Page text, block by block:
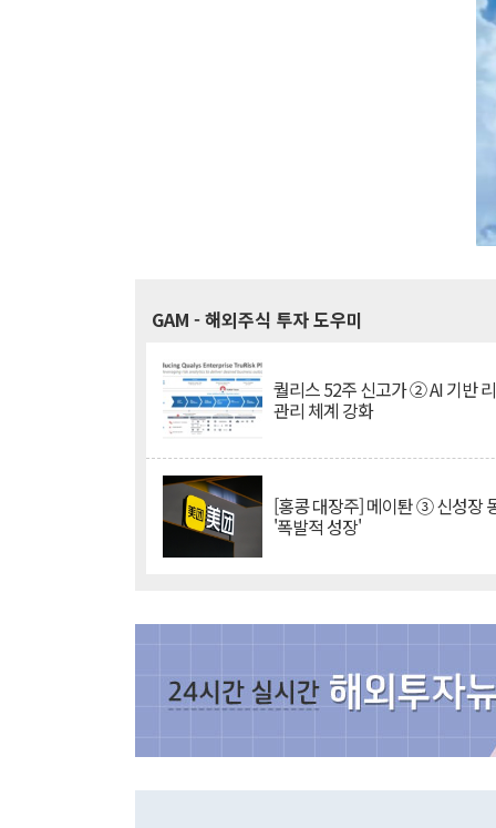
GAM - 해외주식 투자 도우미
퀄리스 52주 신고가 ② AI 기반
관리 체계 강화
[홍콩 대장주] 메이퇀 ③ 신성장
'폭발적 성장'